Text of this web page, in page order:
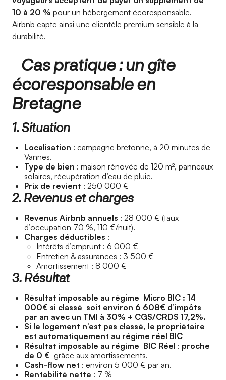
10 à 20 % pour un hébergement écoresponsable.
Airbnb capte ainsi une clientèle premium sensible à la
durabilité.
Cas pratique : un gîte
écoresponsable en
Bretagne
1. Situation
Localisation : campagne bretonne, à 20 minutes de
Vannes.
Type de bien : maison rénovée de 120 m², panneaux
solaires, récupération d’eau de pluie.
Prix de revient : 250 000 €
2. Revenus et charges
Revenus Airbnb annuels : 28 000 € (taux
d’occupation 70 %, 110 €/nuit).
Charges déductibles :
Intérêts d’emprunt : 6 000 €
Entretien & assurances : 3 500 €
Amortissement : 8 000 €
3. Résultat
Résultat imposable au régime Micro BIC : 14
000€ si classé soit environ 6 608€ d’impôts
par an avec un TMI à 30% + CGS/CRDS 17,2%.
Si le logement n’est pas classé, le propriétaire
est automatiquement au régime réel BIC
Résultat imposable au régime BIC Réel : proche
de 0 € grâce aux amortissements.
Cash-flow net : environ 5 000 € par an.
Rentabilité nette : 7 %